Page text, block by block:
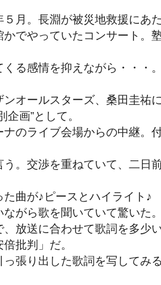
５月。長淵が被災地救援にあ
かでやっていたコンサート。
くる感情を抑えながら・・・
ンオールスターズ、桑田圭祐
企画”として。
ナのライブ会場からの中継。
う。交渉を重ねていて、二日
た曲が♪ピースとハイライト♪
ながら歌を聞いていて驚いた
、放送に合わせて歌詞を多少
批判」だ。
っ張り出した歌詞を写してみ